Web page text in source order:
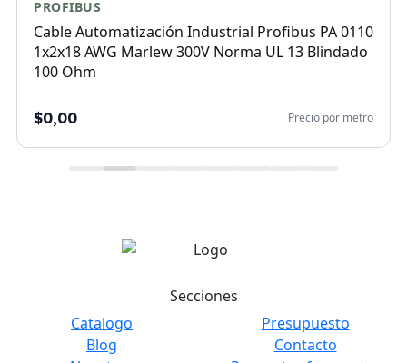
PROFIBUS
Cable Automatización Industrial Profibus PA 0110
1x2x18 AWG Marlew 300V Norma UL 13 Blindado
100 Ohm
$0,00 Precio por metro
Secciones
Catalogo
Blog
Presupuesto
Contacto